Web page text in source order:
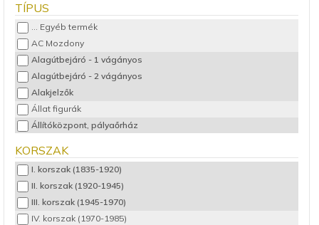
NOCH
PECO
PREISER
Rokuhan
VIESSMANN
VOLLMER
TÍPUS
... Egyéb termék
AC Mozdony
Alagútbejáró - 1 vágányos
Alagútbejáró - 2 vágányos
Alakjelzők
Állat figurák
Állítóközpont, pályaőrház
Állomásépület
Családi ház
Dízelmozdony
Egyéb épületek, kiegészítők
KORSZAK
I. korszak (1835-1920)
II. korszak (1920-1945)
III. korszak (1945-1970)
IV. korszak (1970-1985)